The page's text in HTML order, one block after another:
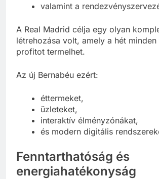
valamint a
A Real Madrid célja egy olyan
létrehozása volt, amely a hét minden
profitot termelhet.
Az új Bernabéu ezért:
éttermeket,
üzleteket,
interaktív élményzónákat,
és modern digitális
Fenntarthatóság és
energiahatékonyság